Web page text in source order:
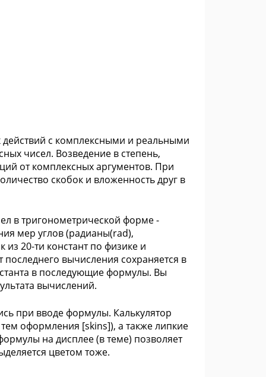
действий с комплексными и реальными
чисел. Возведение в степень,
от комплексных аргументов. При
скобок и вложенность друг в
в тригонометрической форме -
мер углов (радианы(rad),
20-ти констант по физике и
вычисления сохраняется в
в последующие формулы. Вы
вычислений.
при вводе формулы. Калькулятор
оформления [skins]), а также липкие
на дисплее (в теме) позволяет
цветом тоже.